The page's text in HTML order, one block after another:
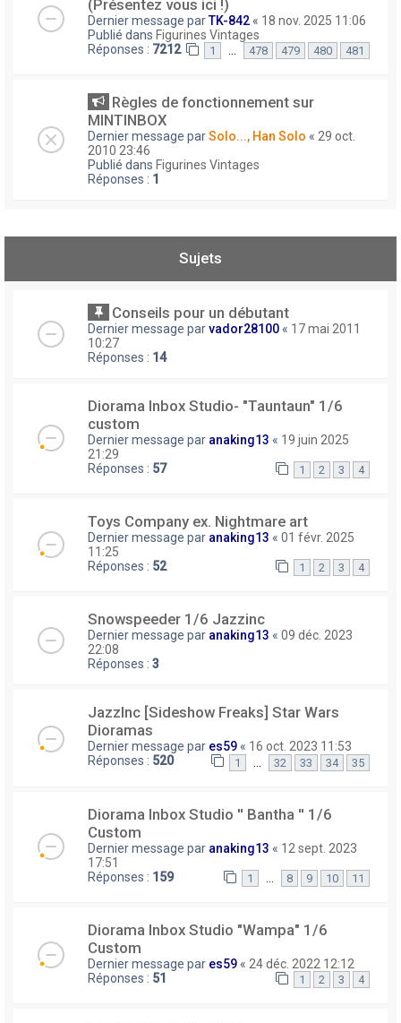
(Présentez vous ici !)
Dernier message parTK-842 « 18 nov. 2025 11:06
Publié dans Figurines Vintages
Réponses : 7212 1 … 478 479 480 481
Règles de fonctionnement sur
MINTINBOX
Dernier message parSolo..., Han Solo « 29 oct.
2010 23:46
Publié dans Figurines Vintages
Réponses : 1
Sujets
Conseils pour un débutant
Dernier message parvador28100 « 17 mai 2011
10:27
Réponses : 14
Diorama Inbox Studio- "Tauntaun" 1/6
custom
Dernier message par anaking13 « 19 juin 2025
21:29
Réponses : 57 1 2 3 4
Toys Company ex. Nightmare art
Dernier message par anaking13 « 01 févr. 2025
11:25
Réponses : 52 1 2 3 4
Snowspeeder 1/6 Jazzinc
Dernier message par anaking13 « 09 déc. 2023
22:08
Réponses : 3
JazzInc [Sideshow Freaks] Star Wars
Dioramas
Dernier message par es59 « 16 oct. 2023 11:53
Réponses : 520 1 32 33 34 35
Diorama Inbox Studio ′′ Bantha ′′ 1/6
Custom
Dernier message par anaking13 « 12 sept. 2023
17:51
Réponses : 159 1 8 9 10 11
Diorama Inbox Studio "Wampa" 1/6
Custom
Dernier message par es59 « 24 déc. 2022 12:12
Réponses : 51 1 2 3 4